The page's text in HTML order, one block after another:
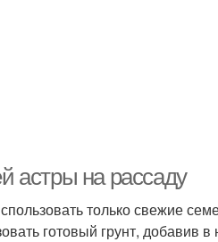
астры на рассаду
только свежие
готовый грунт, добавив в